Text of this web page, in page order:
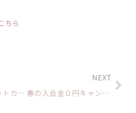
ちら
【重要】クレジットカード情報の再登録のお願い
NEXT
春の入会金０円キャンペーンスタート！！